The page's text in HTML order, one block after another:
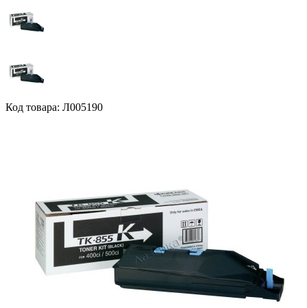
Код товара: Л005190